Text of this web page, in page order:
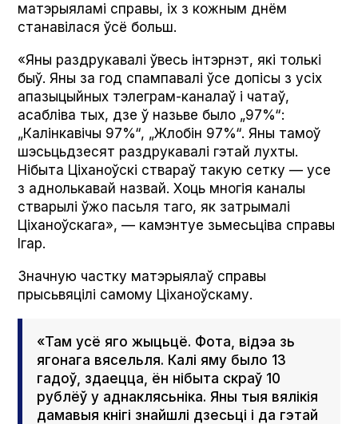
матэрыяламі справы, іх з кожным днём
станавілася ўсё больш.
«Яны раздрукавалі ўвесь інтэрнэт, які толькі
быў. Яны за год спампавалі ўсе допісы з усіх
апазыцыйных тэлеграм-каналаў і чатаў,
асабліва тых, дзе ў назьве было „97%“:
„Калінкавічы 97%“, „Жлобін 97%“. Яны тамоў
шэсьцьдзесят раздрукавалі гэтай лухты.
Нібыта Ціханоўскі ствараў такую сетку — усе
з аднолькавай назвай. Хоць многія каналы
стварылі ўжо пасьля таго, як затрымалі
Ціханоўскага», — камэнтуе зьмесьціва справы
Ігар.
Значную частку матэрыялаў справы
прысьвяцілі самому Ціханоўскаму.
«Там усё яго жыцьцё. Фота, відэа зь
ягонага вясельля. Калі яму было 13
гадоў, здаецца, ён нібыта скраў 10
рублёў у аднаклясьніка. Яны тыя вялікія
дамавыя кнігі знайшлі дзесьці і да гэтай